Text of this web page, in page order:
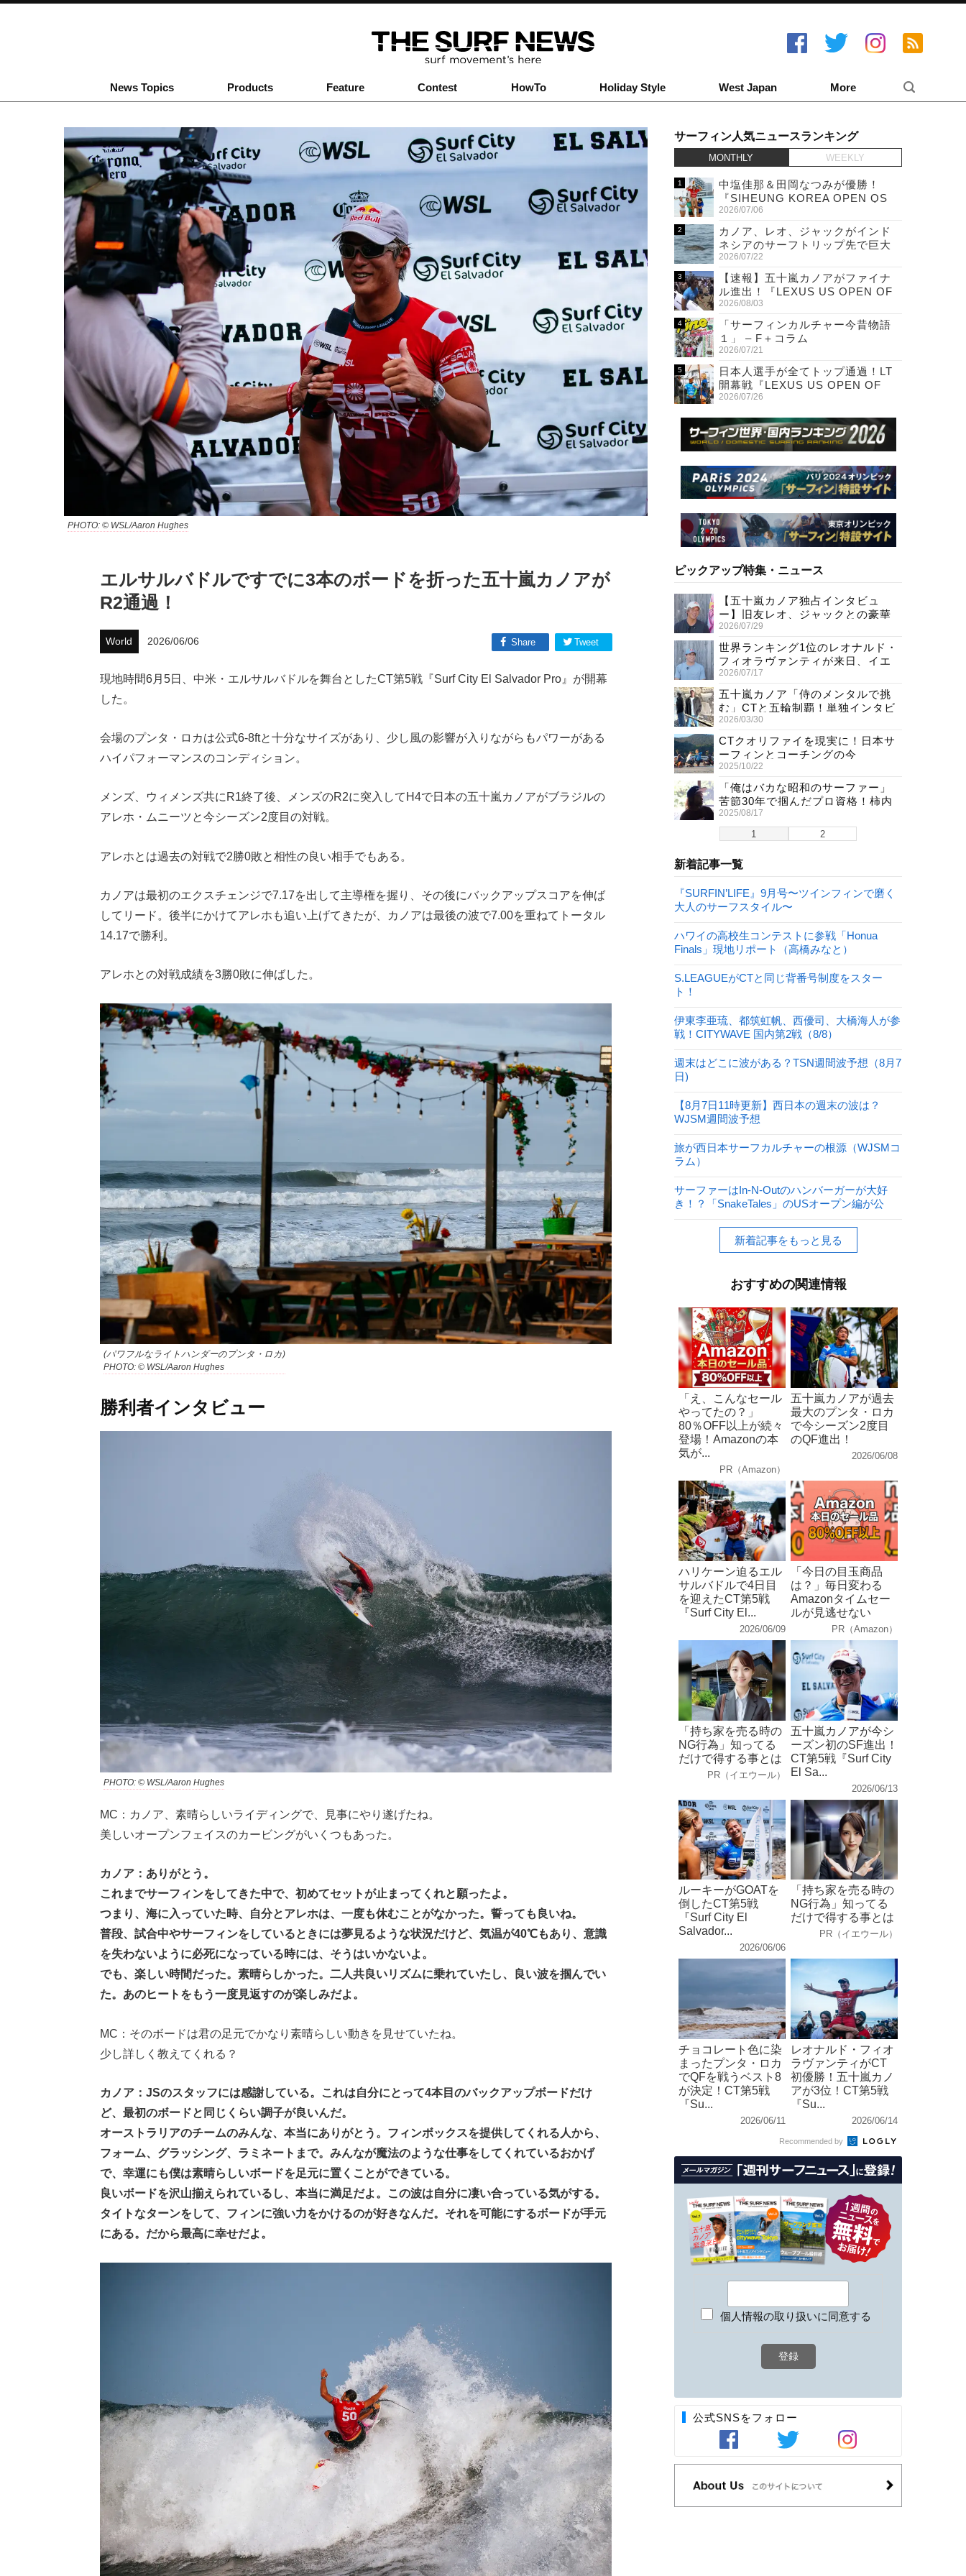
News Topics Products Feature Contest HowTo Holiday Style West Japan More
PHOTO: © WSL/Aaron Hughes
エルサルバドルですでに3本のボードを折った五十嵐カノアが
R2通過！
World 2026/06/06 Tweet
Share
現地時間6月5日、中米・エルサルバドルを舞台としたCT第5戦『Surf City El Salvador Pro』が開幕
した。
会場のプンタ・ロカは公式6-8ftと十分なサイズがあり、少し風の影響が入りながらもパワーがある
ハイパフォーマンスのコンディション。
メンズ、ウィメンズ共にR1終了後、メンズのR2に突入してH4で日本の五十嵐カノアがブラジルの
アレホ・ムニーツと今シーズン2度目の対戦。
アレホとは過去の対戦で2勝0敗と相性の良い相手でもある。
カノアは最初のエクスチェンジで7.17を出して主導権を握り、その後にバックアップスコアを伸ば
してリード。後半にかけてアレホも追い上げてきたが、カノアは最後の波で7.00を重ねてトータル
14.17で勝利。
アレホとの対戦成績を3勝0敗に伸ばした。
(パワフルなライトハンダーのプンタ・ロカ)
PHOTO: © WSL/Aaron Hughes
勝利者インタビュー
PHOTO: © WSL/Aaron Hughes
MC：カノア、素晴らしいライディングで、見事にやり遂げたね。
美しいオープンフェイスのカービングがいくつもあった。
カノア：ありがとう。
これまでサーフィンをしてきた中で、初めてセットが止まってくれと願ったよ。
つまり、海に入っていた時、自分とアレホは、一度も休むことがなかった。誓っても良いね。
普段、試合中やサーフィンをしているときには夢見るような状況だけど、気温が40℃もあり、意識
を失わないように必死になっている時には、そうはいかないよ。
でも、楽しい時間だった。素晴らしかった。二人共良いリズムに乗れていたし、良い波を掴んでい
た。あのヒートをもう一度見返すのが楽しみだよ。
MC：そのボードは君の足元でかなり素晴らしい動きを見せていたね。
少し詳しく教えてくれる？
カノア：JSのスタッフには感謝している。これは自分にとって4本目のバックアップボードだけ
ど、最初のボードと同じくらい調子が良いんだ。
オーストラリアのチームのみんな、本当にありがとう。フィンボックスを提供してくれる人から、
フォーム、グラッシング、ラミネートまで。みんなが魔法のような仕事をしてくれているおかげ
で、幸運にも僕は素晴らしいボードを足元に置くことができている。
良いボードを沢山揃えられているし、本当に満足だよ。この波は自分に凄い合っている気がする。
タイトなターンをして、フィンに強い力をかけるのが好きなんだ。それを可能にするボードが手元
にある。だから最高に幸せだよ。
サーフィン人気ニュースランキング
MONTHLY WEEKLY
中塩佳那＆田岡なつみが優勝！
『SIHEUNG KOREA OPEN QS
6,000 & LQS』
2026/07/06
カノア、レオ、ジャックがインド
ネシアのサーフトリップ先で巨大
ワニと遭遇！
2026/07/22
【速報】五十嵐カノアがファイナ
ル進出！『LEXUS US OPEN OF
SURFING』
2026/08/03
「サーフィンカルチャー今昔物語
１」 – F＋コラム
2026/07/21
日本人選手が全てトップ通過！LT
開幕戦『LEXUS US OPEN OF
SURFING』初日
2026/07/26
ピックアップ特集・ニュース
1 2
【五十嵐カノア独占インタビュ
ー】旧友レオ、ジャックとの豪華
プライベートセッション
2026/07/29
世界ランキング1位のレオナルド・
フィオラヴァンティが来日、イエ
ロージャージ獲得直後の独占イン
タビュー
2026/07/17
五十嵐カノア「侍のメンタルで挑
む」CTと五輪制覇！単独インタビ
ューで熱弁
2026/03/30
CTクオリファイを現実に！日本サ
ーフィンとコーチングの今
2025/10/22
「俺はバカな昭和のサーファー」
苦節30年で掴んだプロ資格！柿内
聖文(54)の生き様
2025/08/17
新着記事一覧
『SURFIN’LIFE』9月号〜ツインフィンで磨く
大人のサーフスタイル〜
ハワイの高校生コンテストに参戦「Honua
Finals」現地リポート（高橋みなと）
S.LEAGUEがCTと同じ背番号制度をスター
ト！
伊東李亜琉、都筑虹帆、西優司、大橋海人が参
戦！CITYWAVE 国内第2戦（8/8）
週末はどこに波がある？TSN週間波予想（8月7
日)
【8月7日11時更新】西日本の週末の波は？
WJSM週間波予想
旅が西日本サーフカルチャーの根源（WJSMコ
ラム）
サーファーはIn-N-Outのハンバーガーが大好
き！？「SnakeTales」のUSオープン編が公
新着記事をもっと見る
おすすめの関連情報
「え、こんなセール
やってたの？」
80％OFF以上が続々
登場！Amazonの本
気が...
PR（Amazon）
五十嵐カノアが過去
最大のプンタ・ロカ
で今シーズン2度目
のQF進出！
2026/06/08
ハリケーン迫るエル
サルバドルで4日目
を迎えたCT第5戦
『Surf City El...
2026/06/09
「今日の目玉商品
は？」毎日変わる
Amazonタイムセー
ルが見逃せない
PR（Amazon）
「持ち家を売る時の
NG行為」知ってる
だけで得する事とは
PR（イエウール）
五十嵐カノアが今シ
ーズン初のSF進出！
CT第5戦『Surf City
El Sa...
2026/06/13
ルーキーがGOATを
倒したCT第5戦
『Surf City El
Salvador...
2026/06/06
「持ち家を売る時の
NG行為」知ってる
だけで得する事とは
PR（イエウール）
チョコレート色に染
まったプンタ・ロカ
でQFを戦うベスト8
が決定！CT第5戦
『Su...
2026/06/11
レオナルド・フィオ
ラヴァンティがCT
初優勝！五十嵐カノ
アが3位！CT第5戦
『Su...
2026/06/14
Recommended by
個人情報の取り扱いに同意する
公式SNSをフォロー